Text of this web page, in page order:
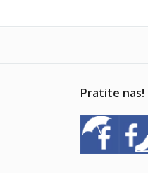
Pratite nas!